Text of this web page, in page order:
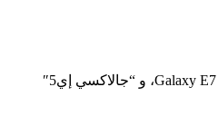
كشفت شركة سامسونج اليوم الثلاثاء رسميا عن أولى منتجاتها من سلسلة الهواتف الذكية الجديدة “جالاكسي إي” Galaxy E، وذلك من خلال إطلاق الهاتفين، “جالاكسي إي 7″ Galaxy E7، و “جالاكسي إي5″